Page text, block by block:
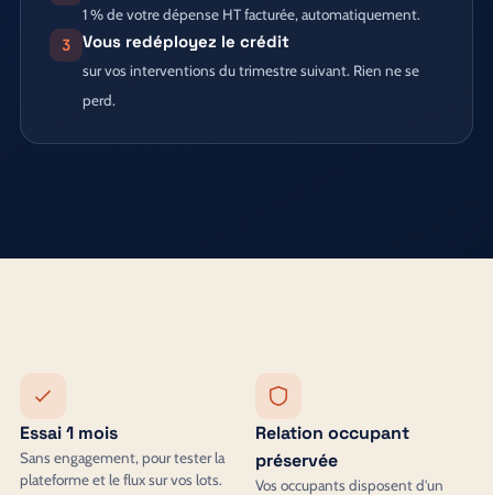
1 % de votre dépense HT facturée, automatiquement.
3 Vous redéployez le crédit
sur vos interventions du trimestre suivant. Rien ne se
perd.
Essai 1 mois
Sans engagement, pour tester la
plateforme et le flux sur vos lots.
Relation occupant
préservée
Vos occupants disposent d'un